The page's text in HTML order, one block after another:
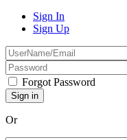
Sign In
Sign Up
Forgot Password
Or